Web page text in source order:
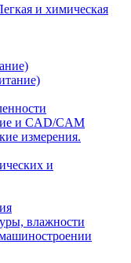
и химическая
и CAD/CAM
измерения.
и
влажности